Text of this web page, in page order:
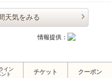
天気をみる
情報提供：
イン
ト
チケット クーポン